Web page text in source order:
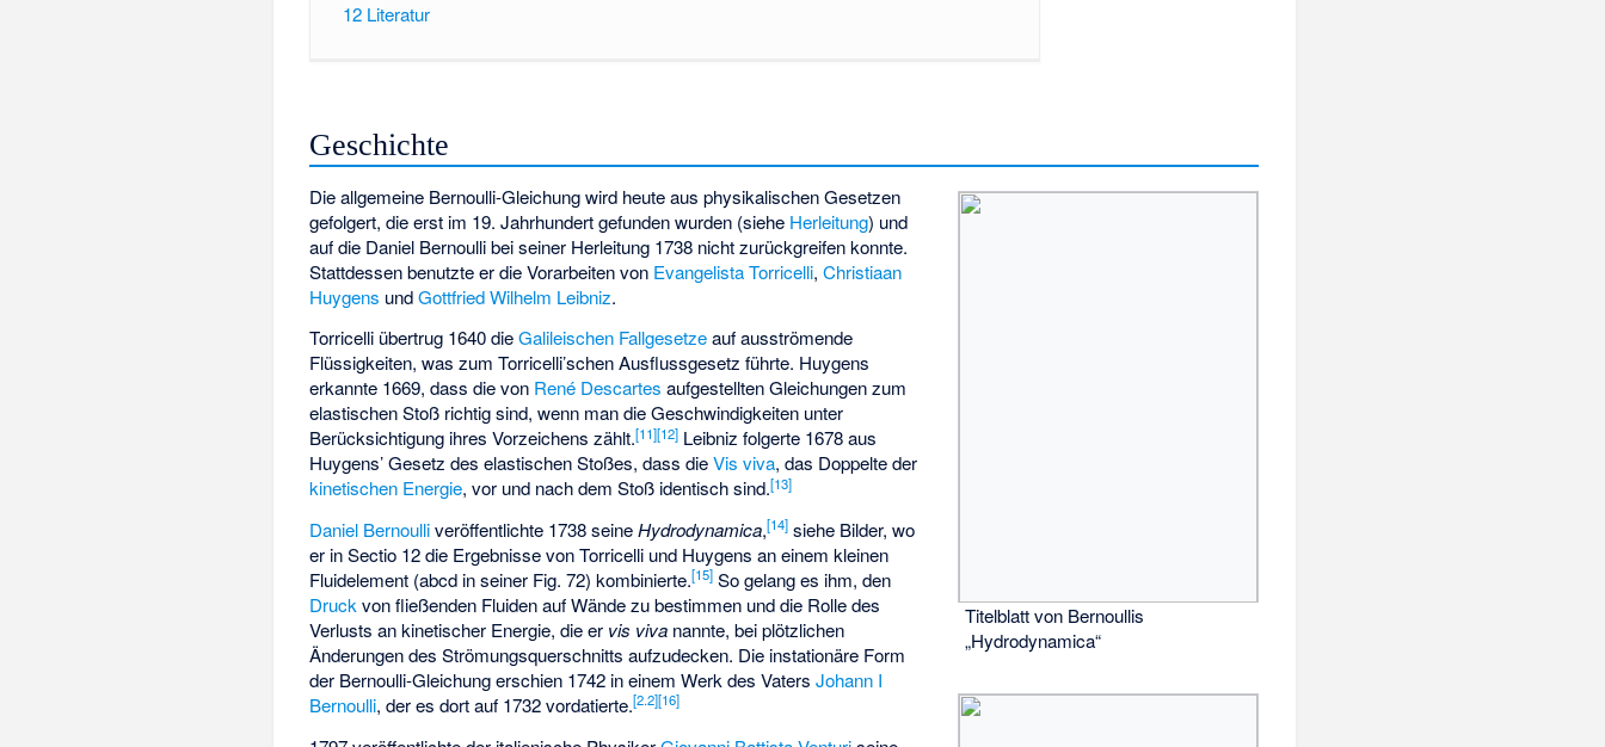
12 Literatur
Geschichte
Titelblatt von Bernoullis
„Hydrodynamica“
Die allgemeine Bernoulli-Gleichung wird heute aus physikalischen Gesetzen
gefolgert, die erst im 19. Jahrhundert gefunden wurden (siehe Herleitung) und
auf die Daniel Bernoulli bei seiner Herleitung 1738 nicht zurückgreifen konnte.
Stattdessen benutzte er die Vorarbeiten von Evangelista Torricelli,Christiaan
Huygens undGottfried Wilhelm Leibniz.
Torricelli übertrug 1640 dieGalileischen Fallgesetzeauf ausströmende
Flüssigkeiten, was zumTorricelli’schen Ausflussgesetz führte. Huygens
erkannte 1669, dass die von René Descartes aufgestellten Gleichungen zum
elastischen Stoß richtig sind, wenn man die Geschwindigkeiten unter
Berücksichtigung ihres Vorzeichens zählt.[11][12] Leibniz folgerte 1678 aus
Huygens’ Gesetz des elastischen Stoßes, dass dieVis viva, das Doppelte der
kinetischen Energie, vor und nach dem Stoß identisch sind.[13]
Daniel Bernoulliveröffentlichte 1738 seineHydrodynamica,[14] siehe Bilder, wo
er in Sectio 12 die Ergebnisse von Torricelli und Huygens an einem kleinen
Fluidelement (abcd in seiner Fig. 72) kombinierte.[15] So gelang es ihm, den
Druck von fließenden Fluiden auf Wände zu bestimmen und die Rolle des
Verlusts an kinetischer Energie, die er vis viva nannte, bei plötzlichen
Änderungen des Strömungsquerschnitts aufzudecken. Die instationäre Form
der Bernoulli-Gleichung erschien 1742 in einem Werk des VatersJohann I
Bernoulli, der es dort auf 1732 vordatierte.[2.2][16]